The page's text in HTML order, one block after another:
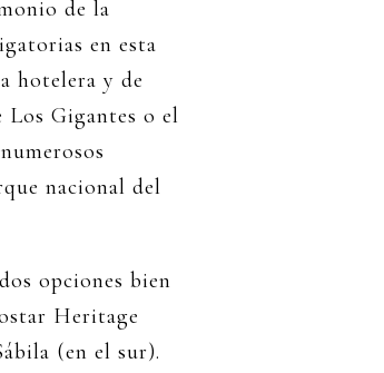
de la
en esta
hotelera y de
Los Gigantes o el
nacional del
opciones bien
Heritage
(en el sur).